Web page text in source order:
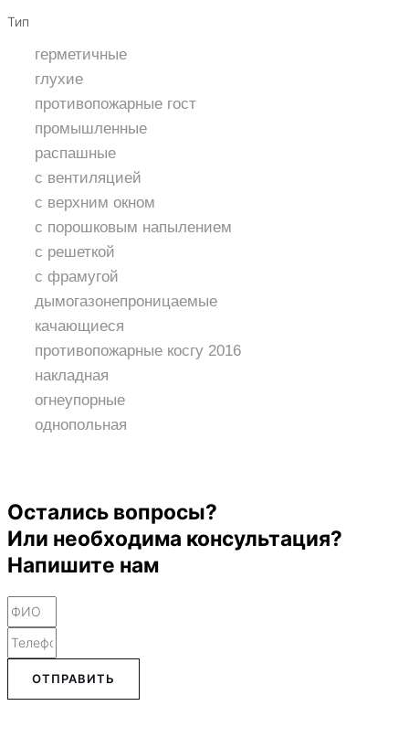
Тип
герметичные
глухие
противопожарные гост
промышленные
распашные
с вентиляцией
с верхним окном
с порошковым напылением
с решеткой
с фрамугой
дымогазонепроницаемые
качающиеся
противопожарные косгу 2016
накладная
огнеупорные
однопольная
Остались вопросы?
Или необходима консультация?
Напишите нам
ОТПРАВИТЬ